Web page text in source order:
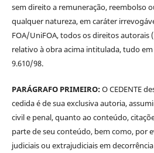
sem direito a remuneração, reembolso
qualquer natureza, em caráter
FOA/UniFOA, todos os direitos autorais
relativo à obra acima intitulada, tudo
9.610/98.
PARÁGRAFO PRIMEIRO:O CEDENTE
cedida é de sua exclusiva autoria,
civil e penal, quanto ao conteúdo,
parte de seu conteúdo, bem como, por
judiciais ou extrajudiciais em